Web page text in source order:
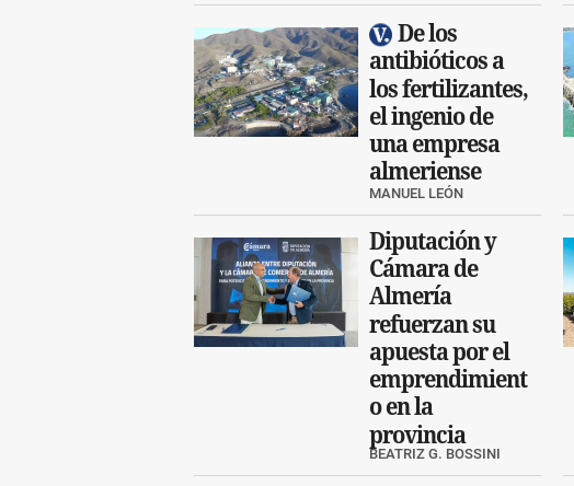
De los
antibióticos a
los fertilizantes,
el ingenio de
una empresa
almeriense
MANUEL LEÓN
Diputación y
Cámara de
Almería
refuerzan su
apuesta por el
emprendimient
o en la
provincia
BEATRIZ G. BOSSINI